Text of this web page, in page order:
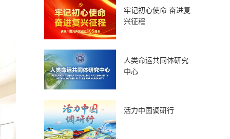
牢记初心使命 奋进复
兴征程
人类命运共同体研究
中心
活力中国调研行